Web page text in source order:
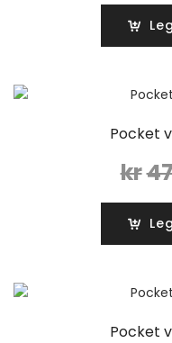
Pocket
kr
Pocket